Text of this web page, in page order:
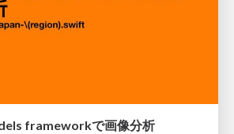
frameworkで画像分析